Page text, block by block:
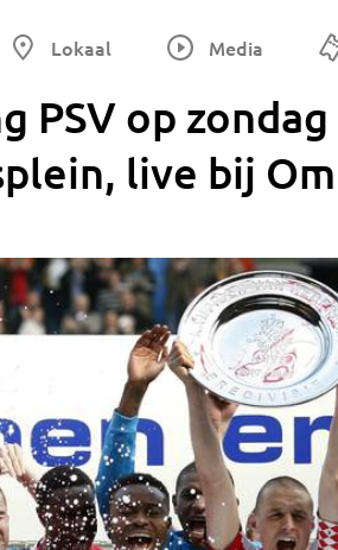
Lokaal Media
PSV op
live bij